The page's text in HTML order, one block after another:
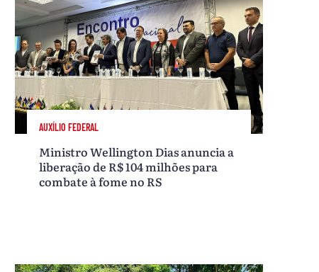
AUXÍLIO FEDERAL
Ministro Wellington Dias anuncia a
liberação de R$ 104 milhões para
combate à fome no RS